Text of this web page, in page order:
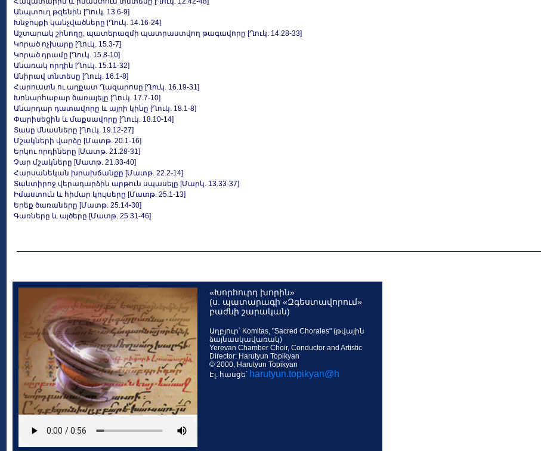
Անպտուղ թզենին [Ղուկ. 13.6-9]
Խնջույքի կանչվածները [Ղուկ. 14.16-24]
Աշտարակ շինողը, պատերազմի պատրաստվող թագավորը [Ղուկ. 14.28-33]
Կորած ոչխարը [Ղուկ. 15.3-7]
Կորած դրամը [Ղուկ. 15.8-10]
Անառակ որդին [Ղուկ. 15.11-32]
Անիրավ տնտեսը [Ղուկ. 16.1-8]
Հարուստն ու աղքատ Ղազարոսը [Ղուկ. 16.19-31]
Խոնարհաբար ծառայելը [Ղուկ. 17.7-10]
Անարդար դատավորը և այրի կինը [Ղուկ. 18.1-8]
Փարիսեցին և մաքսավորը [Ղուկ. 18.10-14]
Տասը մնասները [Ղուկ. 19.12-27]
Մշակների վարձը [Մատթ. 20.1-16]
Երկու որդիները [Մատթ. 21.28-31]
Չար մշակները [Մատթ. 21.33-40]
Հարսանեկան խրախճանքը [Մատթ. 22.2-14]
Տանտիրոջ վերադարձին արթուն սպասելը [Մարկ. 13.33-37]
Իմաստուն և հիմար կույսերը [Մատթ. 25.1-13]
Երեք ծառաները [Մատթ. 25.14-30]
Գառները և այծերը [Մատթ. 25.31-46]
«Խորհուրդ խորին»
(ս. պատարագի «Զգեստավորում»
բաժնի շարական)
Աղբյուր՝ Komitas, "Sacred Chorales" (թվային
ձայնասկավառակ)
Yerevan Chamber Choir, Conductor and Artistic
Director: Harutyun Topikyan
© 2000, Harutyun Topikyan
Էլ. հասցե՝ harutyun.topikyan@h